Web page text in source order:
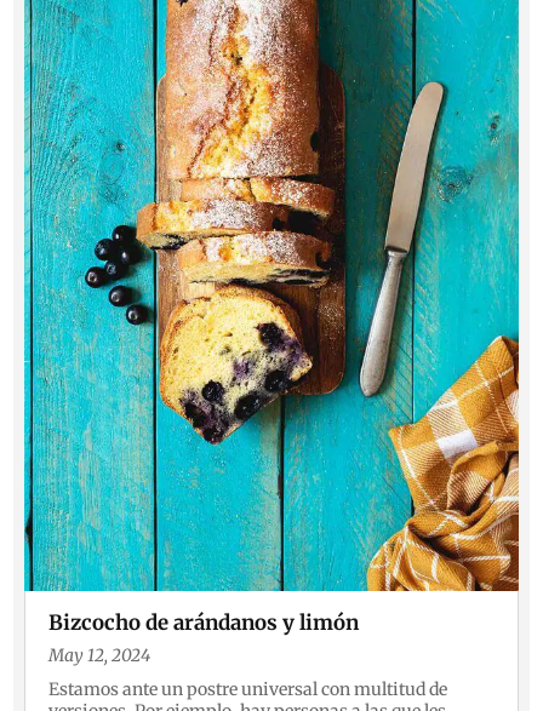
Bizcocho de arándanos y limón
May 12, 2024
Estamos ante un postre universal con multitud de